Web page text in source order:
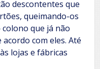
descontentes que
queimando-os
que já não
com eles. Até
lojas e fábricas